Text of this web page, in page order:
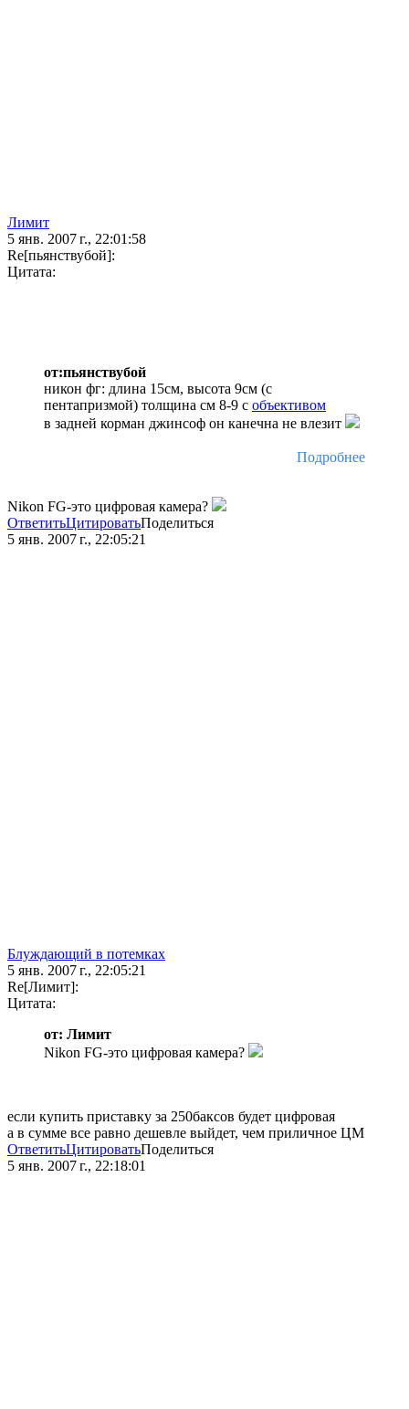
Лимит
5 янв. 2007 г., 22:01:58
Re[пьянствубой]:
Цитата:
от:пьянствубой
никон фг: длина 15см, высота 9см (с
пентапризмой) толщина см 8-9 с объективом
в задней корман джинсоф он канечна не влезит
Подробнее
Nikon FG-это цифровая камера?
ОтветитьЦитироватьПоделиться
5 янв. 2007 г., 22:05:21
Блуждающий в потемках
5 янв. 2007 г., 22:05:21
Re[Лимит]:
Цитата:
от: Лимит
Nikon FG-это цифровая камера?
если купить приставку за 250баксов будет цифровая
а в сумме все равно дешевле выйдет, чем приличное ЦМ
ОтветитьЦитироватьПоделиться
5 янв. 2007 г., 22:18:01